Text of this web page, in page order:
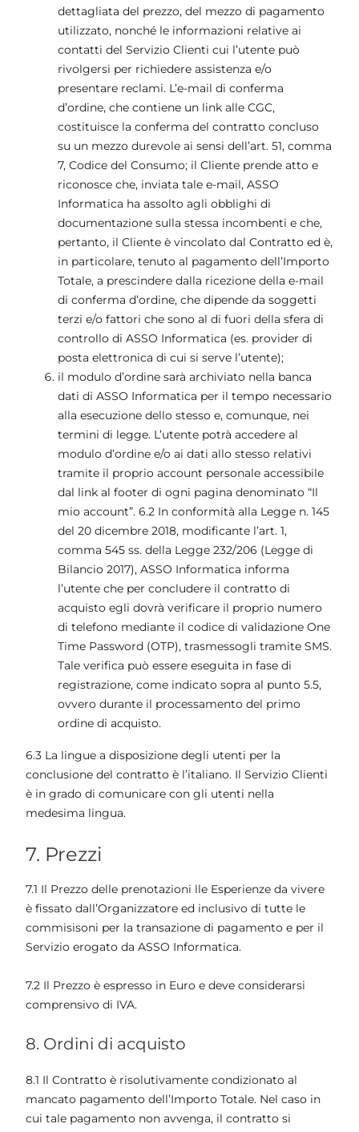
dettagliata del prezzo, del mezzo di pagamento
utilizzato, nonché le informazioni relative ai
contatti del Servizio Clienti cui l’utente può
rivolgersi per richiedere assistenza e/o
presentare reclami. L’e-mail di conferma
d’ordine, che contiene un link alle CGC,
costituisce la conferma del contratto concluso
su un mezzo durevole ai sensi dell’art. 51, comma
7, Codice del Consumo; il Cliente prende atto e
riconosce che, inviata tale e-mail, ASSO
Informatica ha assolto agli obblighi di
documentazione sulla stessa incombenti e che,
pertanto, il Cliente è vincolato dal Contratto ed è,
in particolare, tenuto al pagamento dell’Importo
Totale, a prescindere dalla ricezione della e-mail
di conferma d’ordine, che dipende da soggetti
terzi e/o fattori che sono al di fuori della sfera di
controllo di ASSO Informatica (es. provider di
posta elettronica di cui si serve l’utente);
il modulo d’ordine sarà archiviato nella banca
dati di ASSO Informatica per il tempo necessario
alla esecuzione dello stesso e, comunque, nei
termini di legge. L’utente potrà accedere al
modulo d’ordine e/o ai dati allo stesso relativi
tramite il proprio account personale accessibile
dal link al footer di ogni pagina denominato “Il
mio account”. 6.2 In conformità alla Legge n. 145
del 20 dicembre 2018, modificante l’art. 1,
comma 545 ss. della Legge 232/206 (Legge di
Bilancio 2017), ASSO Informatica informa
l’utente che per concludere il contratto di
acquisto egli dovrà verificare il proprio numero
di telefono mediante il codice di validazione One
Time Password (OTP), trasmessogli tramite SMS.
Tale verifica può essere eseguita in fase di
registrazione, come indicato sopra al punto 5.5,
ovvero durante il processamento del primo
ordine di acquisto.
6.3 La lingue a disposizione degli utenti per la
conclusione del contratto è l’italiano. Il Servizio Clienti
è in grado di comunicare con gli utenti nella
medesima lingua.
7. Prezzi
7.1 Il Prezzo delle prenotazioni lle Esperienze da vivere
è fissato dall’Organizzatore ed inclusivo di tutte le
commisisoni per la transazione di pagamento e per il
Servizio erogato da ASSO Informatica.
7.2 Il Prezzo è espresso in Euro e deve considerarsi
comprensivo di IVA.
8. Ordini di acquisto
8.1 Il Contratto è risolutivamente condizionato al
mancato pagamento dell’Importo Totale. Nel caso in
cui tale pagamento non avvenga, il contratto si